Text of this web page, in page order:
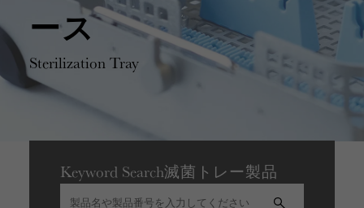
ブランド一覧
サポート動画
よくあるご質問
採用情報
お問い合わせ
ース
Sterilization Tray
da Vinci ＜ダビンチ＞
内視鏡
泌尿器科
Keyword Search滅菌トレー製品